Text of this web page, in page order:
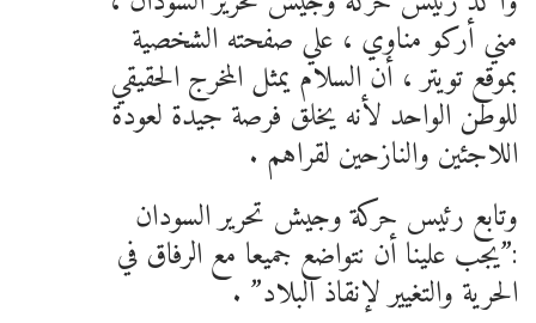
مني أركو مناوي ، علي صفحته الشخصية
بموقع تويتر ، أن السلام يمثل المخرج الحقيقي
للوطن الواحد لأنه يخلق فرصة جيدة لعودة
اللاجئين والنازحين لقراهم .
وتابع رئيس حركة وجيش تحرير السودان
:”يجب علينا أن نتواضع جميعا مع الرفاق في
الحرية والتغيير لإنقاذ البلاد” .